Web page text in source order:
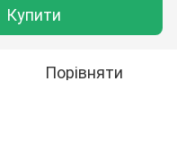
Купити
Порівняти